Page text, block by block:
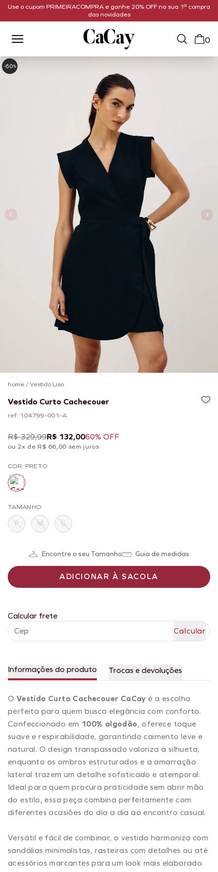
Use o cupom PRIMEIRACOMPRA e ganhe 20% OFF na sua 1ª compra
das novidades
0
-60%
home/Vestido Liso
Vestido Curto Cachecouer
ref: 104799-001-A
R$ 329,99R$ 132,0060% OFF
ou 2x de R$ 66,00 sem juros
COR: PRETO
TAMANHO
P M G
Encontre o seu Tamanho Guia de medidas
ADICIONAR À SACOLA
Calcular frete
Informações do produto Trocas e devoluções
O Vestido Curto Cachecouer CaCay é a escolha
perfeita para quem busca elegância com conforto.
Confeccionado em 100% algodão, oferece toque
suave e respirabilidade, garantindo caimento leve e
natural. O design transpassado valoriza a silhueta,
enquanto os ombros estruturados e a amarração
lateral trazem um detalhe sofisticado e atemporal.
Ideal para quem procura praticidade sem abrir mão
do estilo, essa peça combina perfeitamente com
diferentes ocasiões do dia a dia ao encontro casual.
Versátil e fácil de combinar, o vestido harmoniza com
sandálias minimalistas, rasteiras com detalhes ou até
acessórios marcantes para um look mais elaborado.